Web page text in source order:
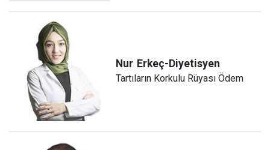
Nur Erkeç-Diyetisyen
Tartıların Korkulu Rüyası Ödem